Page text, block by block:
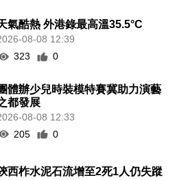
氣酷熱 外港錄最高溫35.5°C
08-08 12:39
323
0
體辦少兒時裝模特賽冀助力演藝
都發展
08-08 12:33
205
0
西柞水泥石流增至2死1人仍失蹤